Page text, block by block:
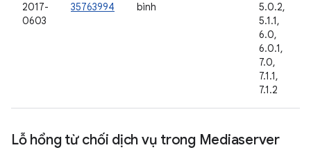
2017-
0603
35763994
bình
5.0.2,
5.1.1,
6.0,
6.0.1,
7.0,
7.1.1,
7.1.2
Lỗ hổng từ chối dịch vụ trong Mediaserver